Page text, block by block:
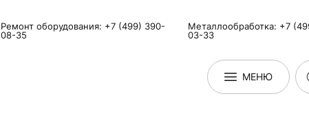
Ремонт оборудования: +7 (499) 390-
08-35
Металлообработка: +7
03-33
МЕНЮ